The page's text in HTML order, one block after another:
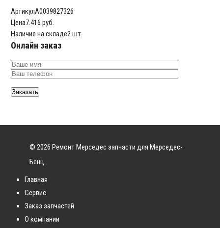
АртикулA0039827326
Цена7.416 руб.
Наличие на складе2 шт.
Онлайн заказ
© 2026 Ремонт Мерседес запчасти для Мерседес-
Бенц
Главная
Сервис
Заказ запчастей
О компании